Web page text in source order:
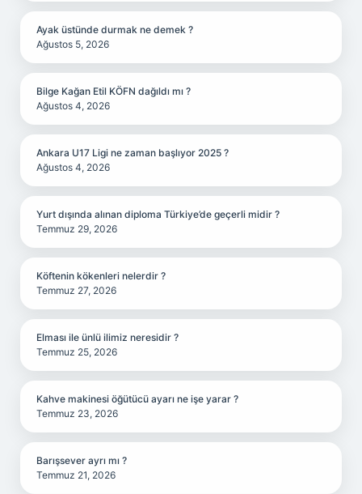
Ayak üstünde durmak ne demek ?
Ağustos 5, 2026
Bilge Kağan Etil KÖFN dağıldı mı ?
Ağustos 4, 2026
Ankara U17 Ligi ne zaman başlıyor 2025 ?
Ağustos 4, 2026
Yurt dışında alınan diploma Türkiye’de geçerli midir ?
Temmuz 29, 2026
Köftenin kökenleri nelerdir ?
Temmuz 27, 2026
Elması ile ünlü ilimiz neresidir ?
Temmuz 25, 2026
Kahve makinesi öğütücü ayarı ne işe yarar ?
Temmuz 23, 2026
Barışsever ayrı mı ?
Temmuz 21, 2026